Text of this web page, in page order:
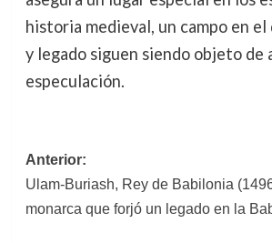
historia medieval, un campo en el
y legado siguen siendo objeto de
especulación.
Navegación
de
entradas
Anterior:
Ulam-Buriash, Rey de Babilonia
monarca que forjó un legado en la